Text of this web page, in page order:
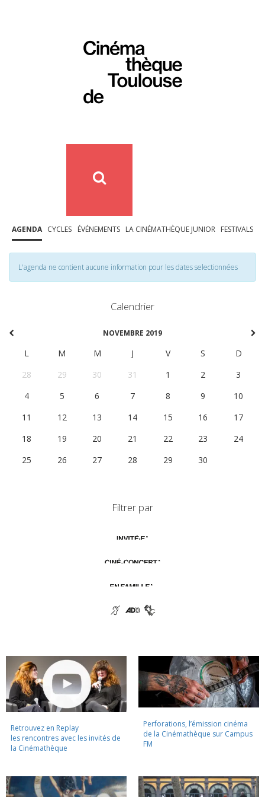
AGENDA CYCLES ÉVÉNEMENTS LA CINÉMATHÈQUE JUNIOR FESTIVALS
L'agenda ne contient aucune information pour les dates selectionnées
Calendrier
NOVEMBRE 2019
L M M J V S
D
28
29 30 31 1 2
3
4
5 6 7 8 9
10
11
12 13 14 15 16
17
18
19 20 21 22 23
24
25
26 27 28 29 30
Filtrer par
Retrouvez en Replay
les rencontres avec les invités de
la Cinémathèque
Perforations, l’émission cinéma
de la Cinémathèque sur Campus
FM